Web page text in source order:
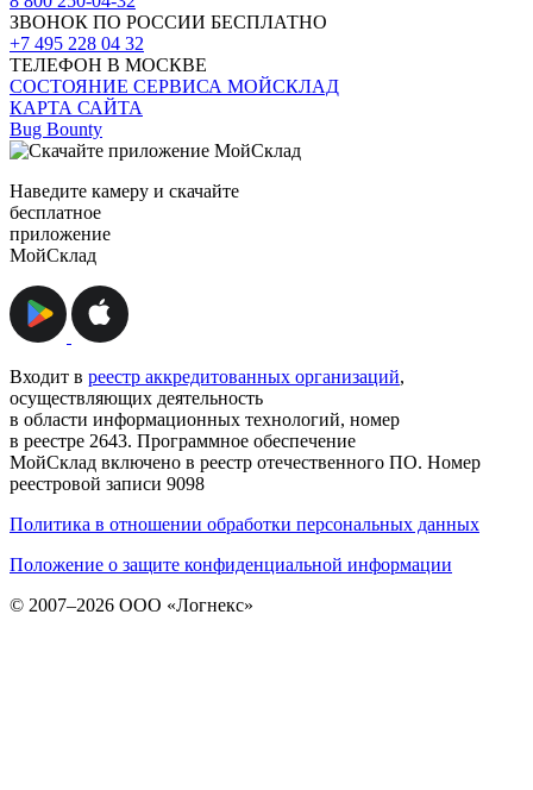
ЗВОНОК ПО РОССИИ БЕСПЛАТНО
+7 495 228 04 32
ТЕЛЕФОН В МОСКВЕ
СОСТОЯНИЕ СЕРВИСА МОЙСКЛАД
КАРТА САЙТА
Bug Bounty
Наведите камеру и скачайте
бесплатное
приложение
МойСклад
Входит в реестр аккредитованных организаций,
осуществляющих деятельность
в области информационных технологий, номер
в реестре 2643. Программное обеспечение
МойСклад включено в реестр отечественного ПО. Номер
реестровой записи 9098
Политика в отношении обработки персональных данных
Положение о защите конфиденциальной информации
© 2007–2026 ООО «Логнекс»